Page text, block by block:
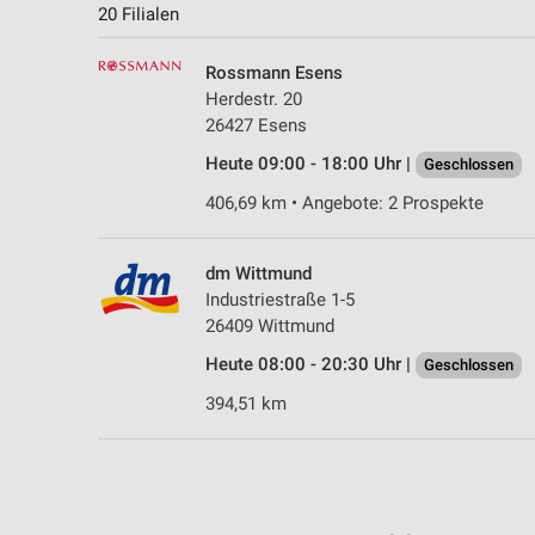
20 Filialen
Rossmann Esens
Herdestr. 20
26427 Esens
Heute 09:00 - 18:00 Uhr |
Geschlossen
406,69 km • Angebote: 2 Prospekte
dm Wittmund
Industriestraße 1-5
26409 Wittmund
Heute 08:00 - 20:30 Uhr |
Geschlossen
394,51 km